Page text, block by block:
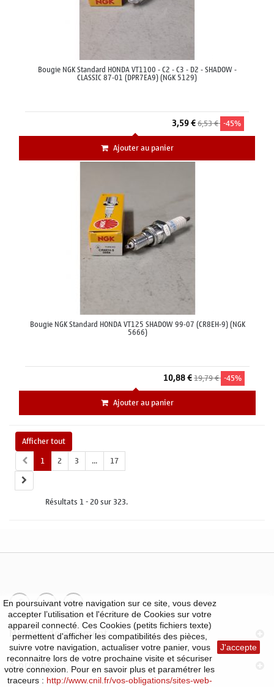
Bougie NGK Standard HONDA VT1100 - C2 - C3 - D2 - SHADOW -
CLASSIC 87-01 (DPR7EA9) (NGK 5129)
3,59 €6,53 € -45%
Ajouter au panier
Bougie NGK Standard HONDA VT125 SHADOW 99-07 (CR8EH-9) (NGK
5666)
10,88 €19,79 € -45%
Ajouter au panier
Afficher tout
1
2 3 ... 17
Résultats 1 - 20 sur 323.
Moyens de paiement
À propos
En poursuivant votre navigation sur ce site, vous devez
accepter l’utilisation et l'écriture de Cookies sur votre
appareil connecté. Ces Cookies (petits fichiers texte)
permettent d'afficher les compatibilités des pièces,
suivre votre navigation, actualiser votre panier, vous
reconnaitre lors de votre prochaine visite et sécuriser
votre connexion. Pour en savoir plus et paramétrer les
traceurs : http://www.cnil.fr/vos-obligations/sites-web-
J'accepte